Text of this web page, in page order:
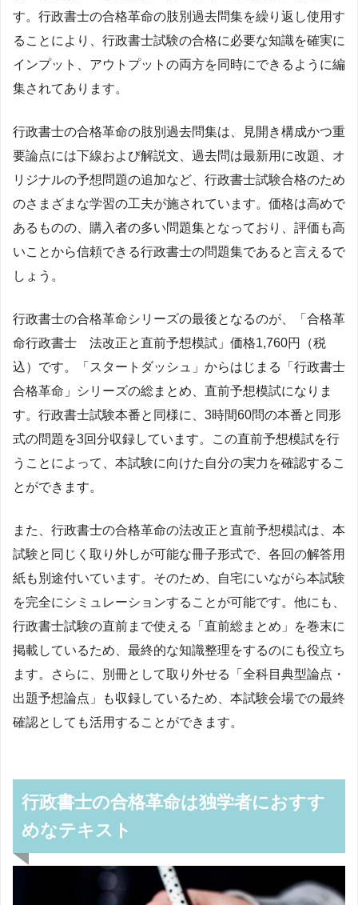
す。行政書士の合格革命の肢別過去問集を繰り返し使用す
ることにより、行政書士試験の合格に必要な知識を確実に
インプット、アウトプットの両方を同時にできるように編
集されてあります。
行政書士の合格革命の肢別過去問集は、見開き構成かつ重
要論点には下線および解説文、過去問は最新用に改題、オ
リジナルの予想問題の追加など、行政書士試験合格のため
のさまざまな学習の工夫が施されています。価格は高めで
あるものの、購入者の多い問題集となっており、評価も高
いことから信頼できる行政書士の問題集であると言えるで
しょう。
行政書士の合格革命シリーズの最後となるのが、「合格革
命行政書士 法改正と直前予想模試」価格1,760円（税
込）です。「スタートダッシュ」からはじまる「行政書士
合格革命」シリーズの総まとめ、直前予想模試になりま
す。行政書士試験本番と同様に、3時間60問の本番と同形
式の問題を3回分収録しています。この直前予想模試を行
うことによって、本試験に向けた自分の実力を確認するこ
とができます。
また、行政書士の合格革命の法改正と直前予想模試は、本
試験と同じく取り外しが可能な冊子形式で、各回の解答用
紙も別途付いています。そのため、自宅にいながら本試験
を完全にシミュレーションすることが可能です。他にも、
行政書士試験の直前まで使える「直前総まとめ」を巻末に
掲載しているため、最終的な知識整理をするのにも役立ち
ます。さらに、別冊として取り外せる「全科目典型論点・
出題予想論点」も収録しているため、本試験会場での最終
確認としても活用することができます。
行政書士の合格革命は独学者におすす
めなテキスト